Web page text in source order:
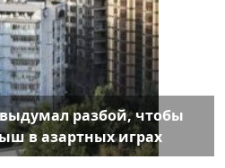
разбой, чтобы
в азартных играх